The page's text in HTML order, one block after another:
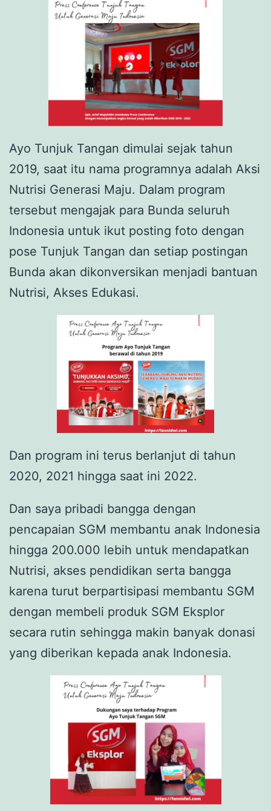
Ayo Tunjuk Tangan dimulai sejak tahun
2019, saat itu nama programnya adalah Aksi
Nutrisi Generasi Maju. Dalam program
tersebut mengajak para Bunda seluruh
Indonesia untuk ikut posting foto dengan
pose Tunjuk Tangan dan setiap postingan
Bunda akan dikonversikan menjadi bantuan
Nutrisi, Akses Edukasi.
Dan program ini terus berlanjut di tahun
2020, 2021 hingga saat ini 2022.
Dan saya pribadi bangga dengan
pencapaian SGM membantu anak Indonesia
hingga 200.000 lebih untuk mendapatkan
Nutrisi, akses pendidikan serta bangga
karena turut berpartisipasi membantu SGM
dengan membeli produk SGM Eksplor
secara rutin sehingga makin banyak donasi
yang diberikan kepada anak Indonesia.